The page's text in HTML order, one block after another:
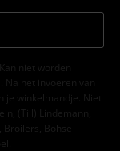
niet worden
het invoeren van
je winkelmandje. Niet
(Till) Lindemann,
Broilers, Böhse